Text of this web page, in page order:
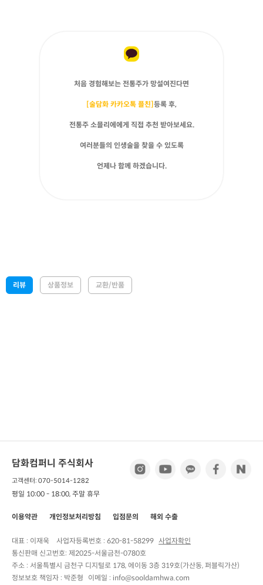
처음 경험해보는 전통주가 망설여진다면
[술담화 카카오톡 플친]등록 후,
전통주 소믈리에에게 직접 추천 받아보세요.
여러분들의 인생술을 찾을 수 있도록
언제나 함께 하겠습니다.
리뷰 상품정보 교환/반품
담화컴퍼니 주식회사
고객센터: 070-5014-1282
평일 10:00 - 18:00, 주말 휴무
이용약관 개인정보처리방침 입점문의 해외 수출
대표 : 이재욱 사업자등록번호 : 620-81-58299 사업자확인
통신판매 신고번호: 제2025-서울금천-0780호
주소 : 서울특별시 금천구 디지털로 178, 에이동 3층 319호(가산동, 퍼블릭가산)
정보보호 책임자 : 박준형 이메일 : info@sooldamhwa.com